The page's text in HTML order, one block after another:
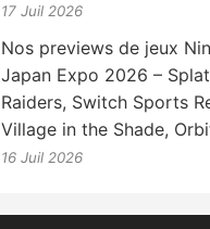
17 Juil 2026
Nos previews de jeux
Japan Expo 2026 –
Raiders, Switch Sports
Village in the Shade,
16 Juil 2026